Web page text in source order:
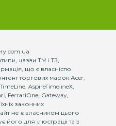
назви ТМ і ТЗ,
що є власністю
торгових марок Acer,
AspireTimelineX,
FerrariOne, Gateway,
законних
не є власником цього
його для ілюстрації та в